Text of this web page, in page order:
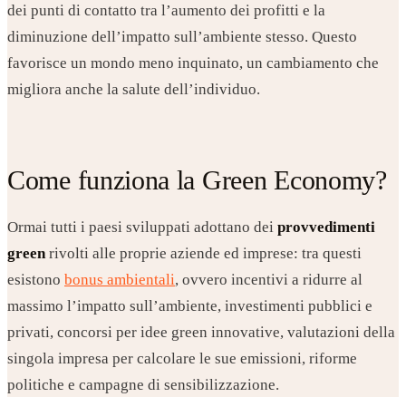
dei punti di contatto tra l’aumento dei profitti e la
diminuzione dell’impatto sull’ambiente stesso. Questo
favorisce un mondo meno inquinato, un cambiamento che
migliora anche la salute dell’individuo.
Come funziona la Green Economy?
Ormai tutti i paesi sviluppati adottano dei provvedimenti
greenrivolti alle proprie aziende ed imprese: tra questi
esistono bonus ambientali, ovvero incentivi a ridurre al
massimo l’impatto sull’ambiente, investimenti pubblici e
privati, concorsi per idee green innovative, valutazioni della
singola impresa per calcolare le sue emissioni, riforme
politiche e campagne di sensibilizzazione.